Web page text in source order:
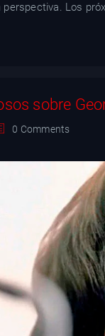
Los
sobre
0 Comments